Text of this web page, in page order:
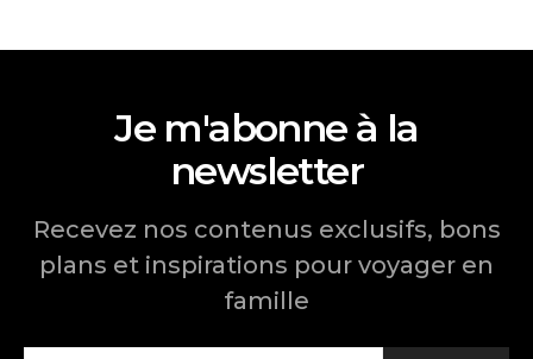
Je m'abonne à la
newsletter
Recevez nos contenus exclusifs, bons
plans et inspirations pour voyager en
famille